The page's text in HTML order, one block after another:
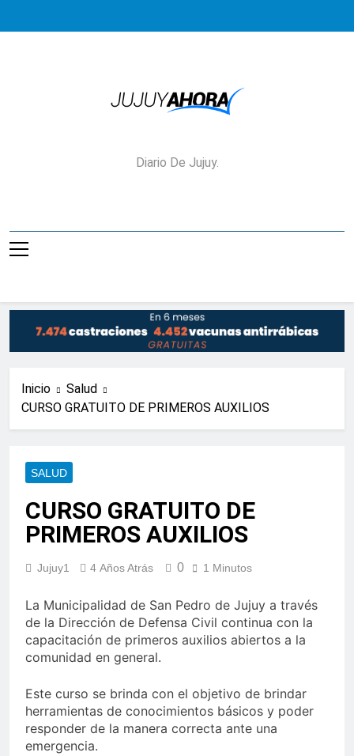
Jujuy Ahora!
Diario De Jujuy.
Inicio
Salud
CURSO GRATUITO DE PRIMEROS AUXILIOS
SALUD
CURSO GRATUITO DE
PRIMEROS AUXILIOS
Jujuy1 4 Años Atrás 0 1 Minutos
La Municipalidad de San Pedro de Jujuy a través
de la Dirección de Defensa Civil continua con la
capacitación de primeros auxilios abiertos a la
comunidad en general.
Este curso se brinda con el objetivo de brindar
herramientas de conocimientos básicos y poder
responder de la manera correcta ante una
emergencia.